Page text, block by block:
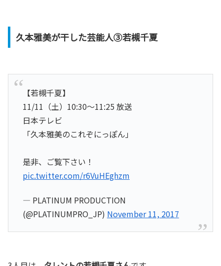
久本雅美が干した芸能人③若槻千夏
【若槻千夏】
11/11（土）10:30～11:25 放送
日本テレビ
「久本雅美のこれぞにっぽん」
是非、ご覧下さい！
pic.twitter.com/r6VuHEghzm
— PLATINUM PRODUCTION
(@PLATINUMPRO_JP) November 11, 2017